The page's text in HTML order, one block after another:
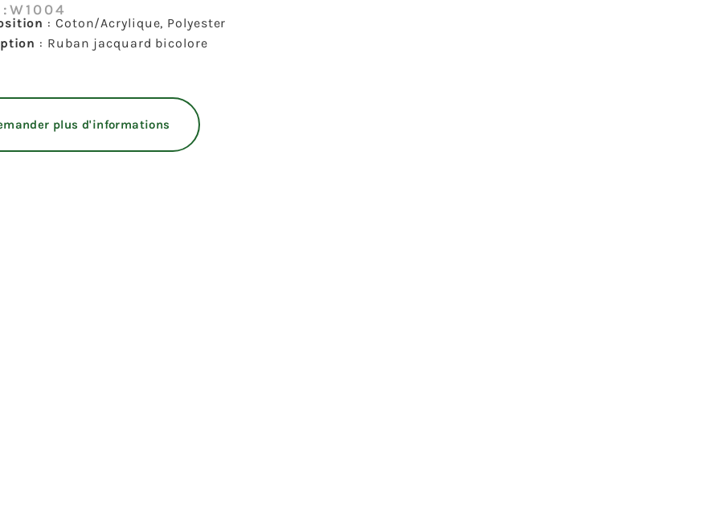
: Coton/Acrylique, Polyester
: Ruban jacquard bicolore
plus d'informations